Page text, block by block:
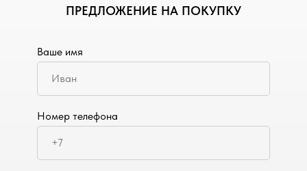
Ваше имя
Номер телефона
ПРЕДЛОЖЕНИЕ НА ПОКУПКУ